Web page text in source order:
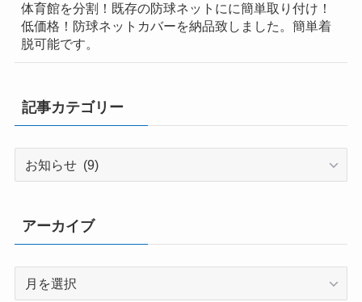
体育館を分割！既存の防球ネットにに簡単取り付け！
低価格！防球ネットカバーを納品致しました。簡単着
脱可能です。
記事カテゴリー
テ
ゴ
アーカイブ